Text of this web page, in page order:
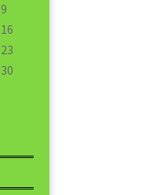
9
16
23
30